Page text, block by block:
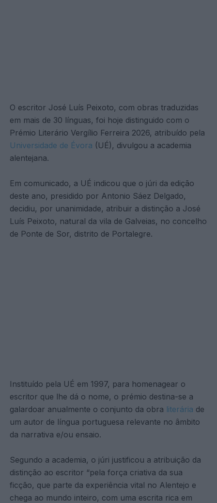
O escritor José Luís Peixoto, com obras traduzidas
em mais de 30 línguas, foi hoje distinguido com o
Prémio Literário Vergílio Ferreira 2026, atribuído pela
Universidade de Évora (UÉ), divulgou a academia
alentejana.
Em comunicado, a UÉ indicou que o júri da edição
deste ano, presidido por Antonio Sáez Delgado,
decidiu, por unanimidade, atribuir a distinção a José
Luís Peixoto, natural da vila de Galveias, no concelho
de Ponte de Sor, distrito de Portalegre.
Instituído pela UÉ em 1997, para homenagear o
escritor que lhe dá o nome, o prémio destina-se a
galardoar anualmente o conjunto da obra literária de
um autor de língua portuguesa relevante no âmbito
da narrativa e/ou ensaio.
Segundo a academia, o júri justificou a atribuição da
distinção ao escritor “pela força criativa da sua
ficção, que parte da experiência vital no Alentejo e
chega ao mundo inteiro, com uma escrita rica em